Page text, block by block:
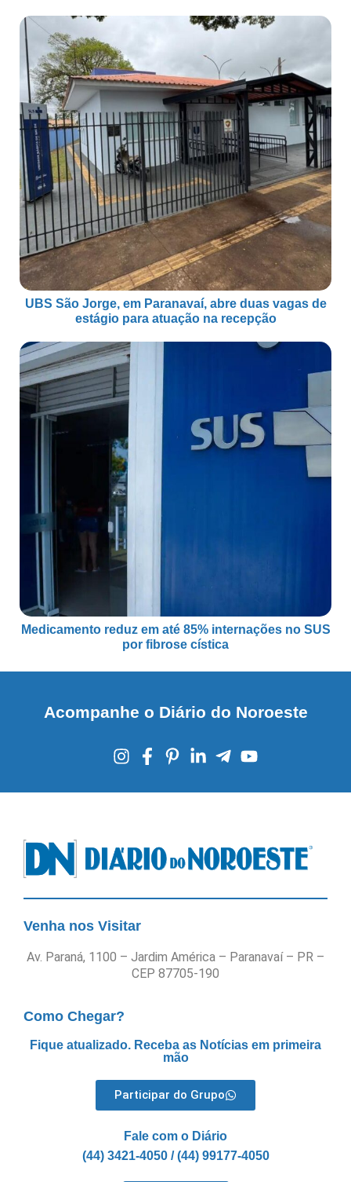
UBS São Jorge, em Paranavaí, abre duas vagas de
estágio para atuação na recepção
Medicamento reduz em até 85% internações no SUS
por fibrose cística
Acompanhe o Diário do Noroeste
Venha nos Visitar
Av. Paraná, 1100 – Jardim América – Paranavaí – PR –
CEP 87705-190
Como Chegar?
Fique atualizado. Receba as Notícias em primeira
mão
Participar do Grupo
Fale com o Diário
(44) 3421-4050 / (44) 99177-4050